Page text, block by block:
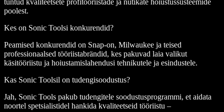
tuntud kvaliteetsete profitööriistade ja nutikate hoiustussüsteemide
poolest.
Kes on Sonic Toolsi konkurendid?
Peamised konkurendid on Snap-on, Milwaukee ja teised
professionaalsed tööriistabrändid, kes pakuvad laia valikut
käsitööriistu ja hoiustamislahendusi tehnikutele ja esindustele.
Kas Sonic Toolsil on tudengisoodustus?
Jah, Sonic Tools pakub tudengitele soodustusprogrammi, et aidata
noortel spetsialistidel hankida kvaliteetseid tööriistu –